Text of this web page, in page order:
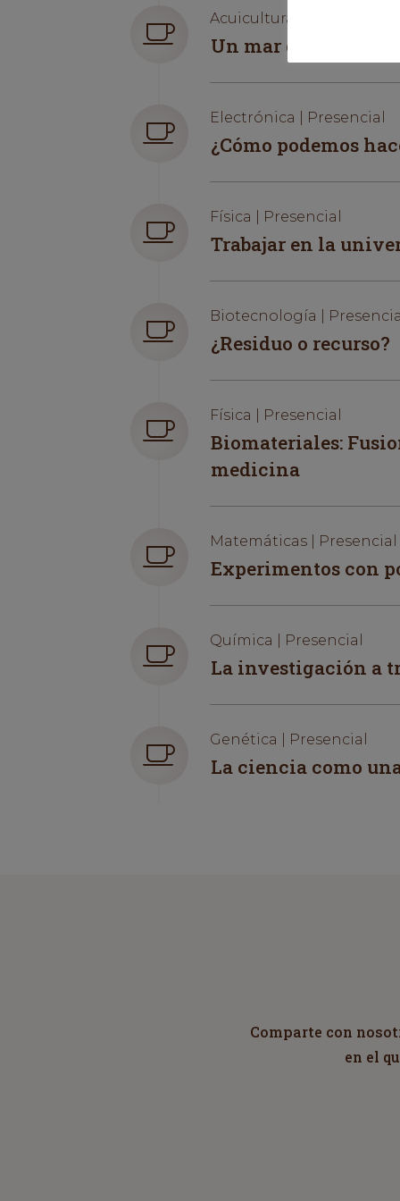
Acuicultura | Presencial
Un mar de ciencia
Electrónica | Presencial
¿Cómo podemos
Física | Presencial
Trabajar en la
Biotecnología | Presencial
¿Residuo o recurso?
Física | Presencial
Biomateriales:
medicina
Matemáticas | Presencial
Experimentos con
Química | Presencial
La investigación a
Genética | Presencial
La ciencia como
Comparte con
en el